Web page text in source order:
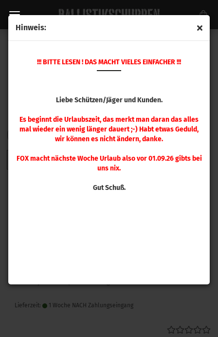
Hinweis:
!!! BITTE LESEN ! DAS MACHT VIELES EINFACHER !!!
Liebe Schützen/Jäger und Kunden.
Es beginnt die Urlaubszeit, das merkt man daran das alles
mal wieder ein wenig länger dauert ;-) Habt etwas Geduld,
wir können es nicht ändern, danke.
FOX macht nächste Woche Urlaub also vor 01.09.26 gibts bei
uns nix.
Gut Schuß.
FILTERSortieren nach
Sortieren nach 48 pro Seite
pro Seite
2 3 4 5 6 7 8 9 »
Lieferzeit: 1 Woche NACH Zahlungseingang